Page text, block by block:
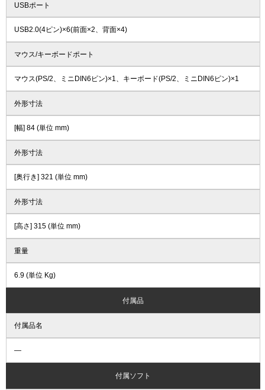
USBポート
USB2.0(4ピン)×6(前面×2、背面×4)
マウス/キーボードポート
マウス(PS/2、ミニDIN6ピン)×1、キーボード(PS/2、ミニDIN6ピン)×1
外形寸法
[幅] 84 (単位 mm)
外形寸法
[奥行き] 321 (単位 mm)
外形寸法
[高さ] 315 (単位 mm)
重量
6.9 (単位 Kg)
付属品
付属品名
―
付属ソフト